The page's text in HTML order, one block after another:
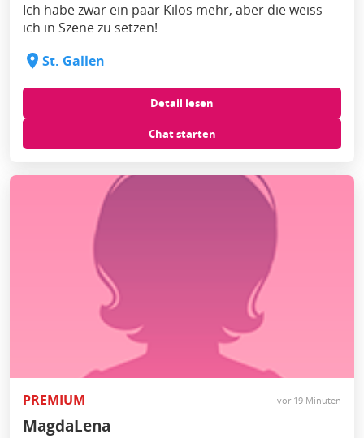
Ich habe zwar ein paar Kilos mehr, aber die weiss
ich in Szene zu setzen!
St. Gallen
Detail lesen
Chat starten
PREMIUM vor 19 Minuten
MagdaLena